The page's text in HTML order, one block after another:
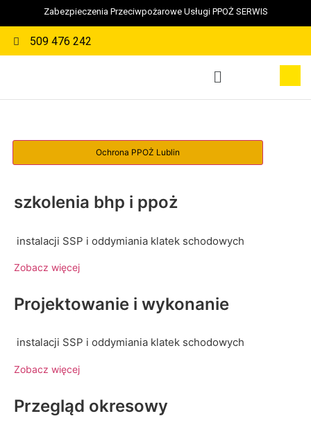
Zabezpieczenia Przeciwpożarowe Usługi PPOŻ SERWIS
509 476 242
szkolenia bhp i ppoż
instalacji SSP i oddymiania klatek schodowych
Zobacz więcej
Projektowanie i wykonanie
instalacji SSP i oddymiania klatek schodowych
Zobacz więcej
Przegląd okresowy